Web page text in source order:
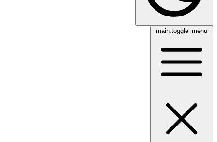
main.toggle_menu